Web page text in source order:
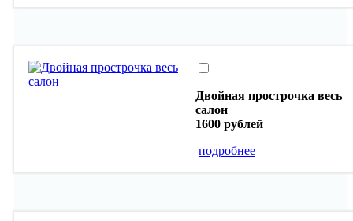
Двойная прострочка весь
салон
1600 рублей
подробнее